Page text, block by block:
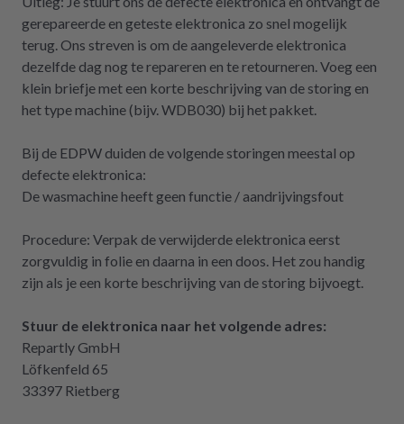
definitiv weiter empfehlen.
gerepareerde en geteste elektronica zo snel mogelijk
terug. Ons streven is om de aangeleverde elektronica
dezelfde dag nog te repareren en te retourneren. Voeg een
klein briefje met een korte beschrijving van de storing en
het type machine (bijv. WDB030) bij het pakket.
Bij de EDPW duiden de volgende storingen meestal op
defecte elektronica:
De wasmachine heeft geen functie / aandrijvingsfout
Procedure: Verpak de verwijderde elektronica eerst
zorgvuldig in folie en daarna in een doos. Het zou handig
zijn als je een korte beschrijving van de storing bijvoegt.
Stuur de elektronica naar het volgende adres:
Repartly GmbH
Löfkenfeld 65
33397 Rietberg